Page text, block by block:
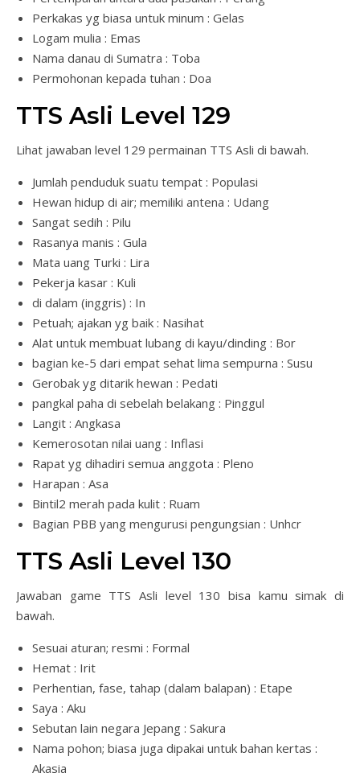
Perkakas yg biasa untuk minum : Gelas
Logam mulia : Emas
Nama danau di Sumatra : Toba
Permohonan kepada tuhan : Doa
TTS Asli Level 129
Lihat jawaban level 129 permainan TTS Asli di bawah.
Jumlah penduduk suatu tempat : Populasi
Hewan hidup di air; memiliki antena : Udang
Sangat sedih : Pilu
Rasanya manis : Gula
Mata uang Turki : Lira
Pekerja kasar : Kuli
di dalam (inggris) : In
Petuah; ajakan yg baik : Nasihat
Alat untuk membuat lubang di kayu/dinding : Bor
bagian ke-5 dari empat sehat lima sempurna : Susu
Gerobak yg ditarik hewan : Pedati
pangkal paha di sebelah belakang : Pinggul
Langit : Angkasa
Kemerosotan nilai uang : Inflasi
Rapat yg dihadiri semua anggota : Pleno
Harapan : Asa
Bintil2 merah pada kulit : Ruam
Bagian PBB yang mengurusi pengungsian : Unhcr
TTS Asli Level 130
Jawaban game TTS Asli level 130 bisa kamu simak di
bawah.
Sesuai aturan; resmi : Formal
Hemat : Irit
Perhentian, fase, tahap (dalam balapan) : Etape
Saya : Aku
Sebutan lain negara Jepang : Sakura
Nama pohon; biasa juga dipakai untuk bahan kertas :
Akasia